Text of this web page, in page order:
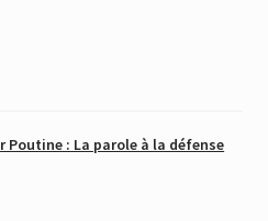
Poutine : La parole à la défense